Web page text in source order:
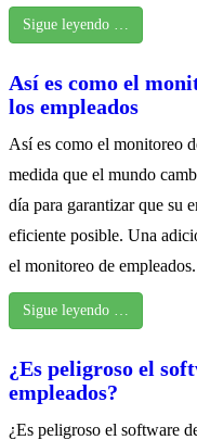
Sigue leyendo …
Así es como el
los empleados
Así es como el monitoreo
medida que el mundo
día para garantizar que su
eficiente posible. Una
el monitoreo de
Sigue leyendo …
¿Es peligroso el
empleados?
¿Es peligroso el software